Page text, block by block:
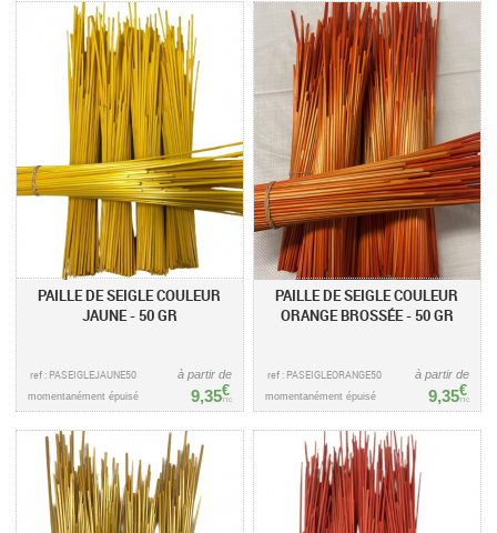
PAILLE DE SEIGLE COULEUR
JAUNE - 50 GR
ref : PASEIGLEJAUNE50
9,35€
TTC
à partir de
momentanément épuisé
PAILLE DE SEIGLE COULEUR
ORANGE BROSSÉE - 50 GR
ref : PASEIGLEORANGE50
9,35€
TTC
à partir de
momentanément épuisé